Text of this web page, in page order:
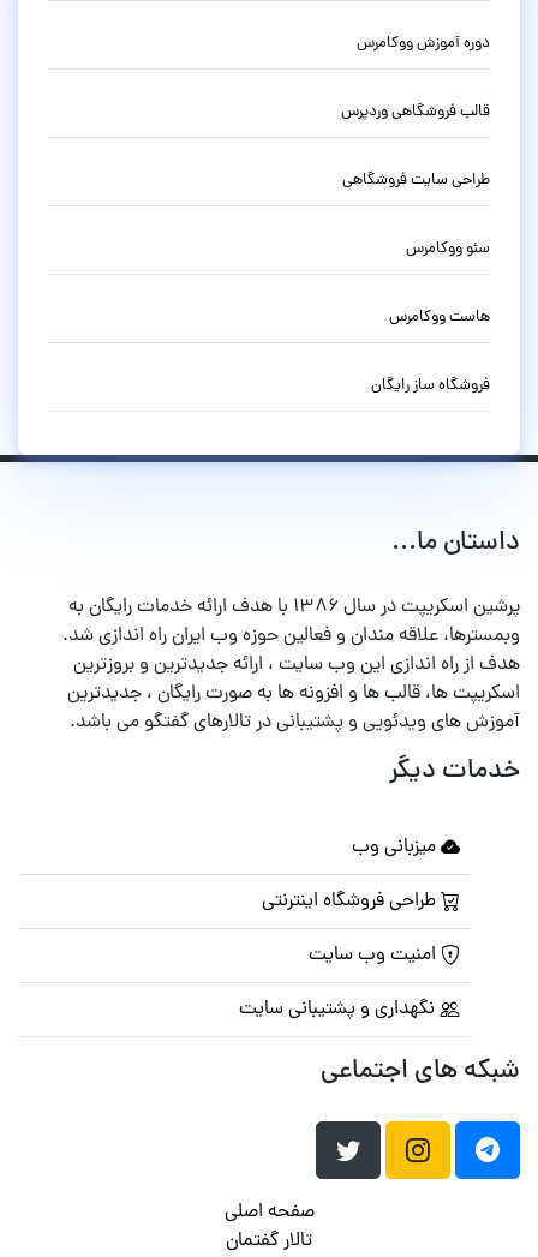
دوره آموزش ووکامرس
قالب فروشگاهی وردپرس
طراحی سایت فروشگاهی
سئو ووکامرس
هاست ووکامرس
فروشگاه ساز رایگان
داستان ما...
پرشین اسکریپت در سال ۱۳۸۶ با هدف ارائه خدمات رایگان به
وبمسترها، علاقه مندان و فعالین حوزه وب ایران راه اندازی شد.
هدف از راه اندازی این وب سایت ، ارائه جدیدترین و بروزترین
اسکریپت ها، قالب ها و افزونه ها به صورت رایگان ، جدیدترین
آموزش های ویدئویی و پشتیبانی در تالارهای گفتگو می باشد.
خدمات دیگر
میزبانی وب
طراحی فروشگاه اینترنتی
امنیت وب سایت
نگهداری و پشتیبانی سایت
شبکه های اجتماعی
صفحه اصلی
تالار گفتمان